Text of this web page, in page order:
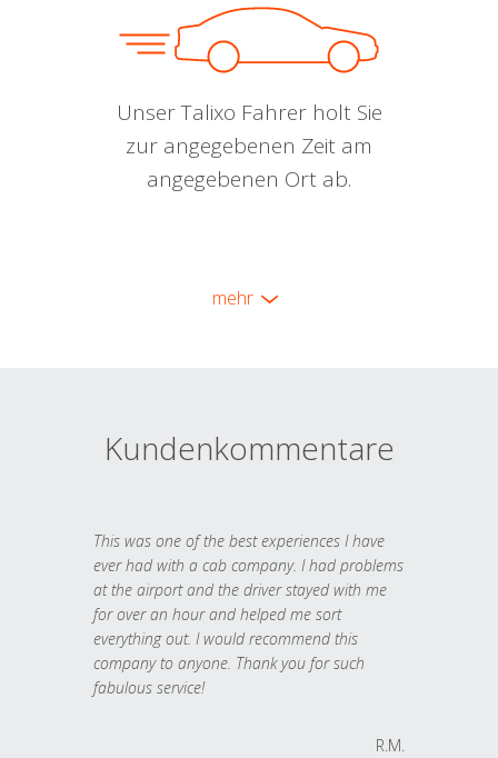
Unser Talixo Fahrer holt Sie
zur angegebenen Zeit am
angegebenen Ort ab.
mehr
Kundenkommentare
This was one of the best experiences I have
ever had with a cab company. I had problems
at the airport and the driver stayed with me
for over an hour and helped me sort
everything out. I would recommend this
company to anyone. Thank you for such
fabulous service!
R.M.